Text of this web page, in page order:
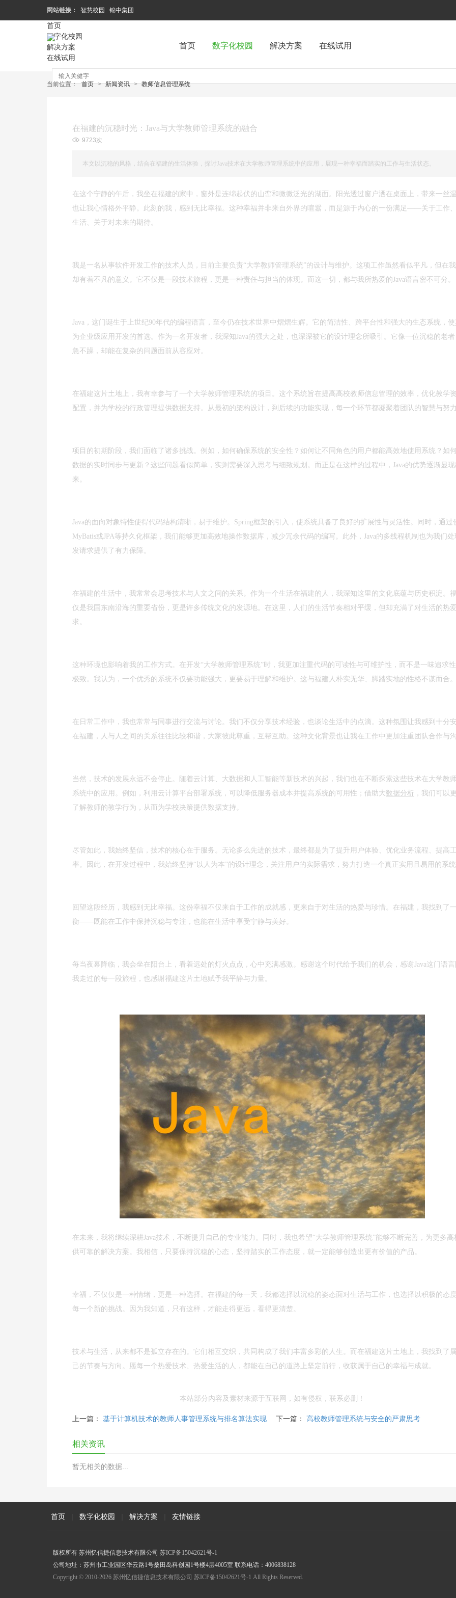
网站链接： 智慧校园 锦中集团
首页 数字化校园 解决方案 在线试用
首页
数字化校园
解决方案
在线试用
当前位置： 首页 > 新闻资讯 > 教师信息管理系统
在福建的沉稳时光：Java与大学教师管理系统的融合
9723次
本文以沉稳的风格，结合在福建的生活体验，探讨Java技术在大学教师管理系统中的应用，展现一种幸福而踏实的工作与生活状态。
在这个宁静的午后，我坐在福建的家中，窗外是连绵起伏的山峦和微微泛光的湖面。阳光透过窗户洒在桌面上，带来一丝
也让我心情格外平静。此刻的我，感到无比幸福。这种幸福并非来自外界的喧嚣，而是源于内心的一份满足——关于工作
生活、关于对未来的期待。
我是一名从事软件开发工作的技术人员，目前主要负责“大学教师管理系统”的设计与维护。这项工作虽然看似平凡，但在
却有着不凡的意义。它不仅是一段技术旅程，更是一种责任与担当的体现。而这一切，都与我所热爱的Java语言密不可分。
Java，这门诞生于上世纪90年代的编程语言，至今仍在技术世界中熠熠生辉。它的简洁性、跨平台性和强大的生态系统，
为企业级应用开发的首选。作为一名开发者，我深知Java的强大之处，也深深被它的设计理念所吸引。它像一位沉稳的老
急不躁，却能在复杂的问题面前从容应对。
在福建这片土地上，我有幸参与了一个大学教师管理系统的项目。这个系统旨在提高高校教师信息管理的效率，优化教学
配置，并为学校的行政管理提供数据支持。从最初的架构设计，到后续的功能实现，每一个环节都凝聚着团队的智慧与努
项目的初期阶段，我们面临了诸多挑战。例如，如何确保系统的安全性？如何让不同角色的用户都能高效地使用系统？如
数据的实时同步与更新？这些问题看似简单，实则需要深入思考与细致规划。而正是在这样的过程中，Java的优势逐渐显
来。
Java的面向对象特性使得代码结构清晰，易于维护。Spring框架的引入，使系统具备了良好的扩展性与灵活性。同时，通过
MyBatis或JPA等持久化框架，我们能够更加高效地操作数据库，减少冗余代码的编写。此外，Java的多线程机制也为我们
发请求提供了有力保障。
在福建的生活中，我常常会思考技术与人文之间的关系。作为一个生活在福建的人，我深知这里的文化底蕴与历史积淀。
仅是我国东南沿海的重要省份，更是许多传统文化的发源地。在这里，人们的生活节奏相对平缓，但却充满了对生活的热
求。
这种环境也影响着我的工作方式。在开发“大学教师管理系统”时，我更加注重代码的可读性与可维护性，而不是一味追求
极致。我认为，一个优秀的系统不仅要功能强大，更要易于理解和维护。这与福建人朴实无华、脚踏实地的性格不谋而合
在日常工作中，我也常常与同事进行交流与讨论。我们不仅分享技术经验，也谈论生活中的点滴。这种氛围让我感到十分
在福建，人与人之间的关系往往比较和谐，大家彼此尊重，互帮互助。这种文化背景也让我在工作中更加注重团队合作与
当然，技术的发展永远不会停止。随着云计算、大数据和人工智能等新技术的兴起，我们也在不断探索这些技术在大学教
系统中的应用。例如，利用云计算平台部署系统，可以降低服务器成本并提高系统的可用性；借助大数据分析 ，我们可以
了解教师的教学行为，从而为学校决策提供数据支持。
尽管如此，我始终坚信，技术的核心在于服务。无论多么先进的技术，最终都是为了提升用户体验、优化业务流程、提高
率。因此，在开发过程中，我始终坚持“以人为本”的设计理念，关注用户的实际需求，努力打造一个真正实用且易用的系
回望这段经历，我感到无比幸福。这份幸福不仅来自于工作的成就感，更来自于对生活的热爱与珍惜。在福建，我找到了
衡——既能在工作中保持沉稳与专注，也能在生活中享受宁静与美好。
每当夜幕降临，我会坐在阳台上，看着远处的灯火点点，心中充满感激。感谢这个时代给予我们的机会，感谢Java这门语
我走过的每一段旅程，也感谢福建这片土地赋予我平静与力量。
在未来，我将继续深耕Java技术，不断提升自己的专业能力。同时，我也希望“大学教师管理系统”能够不断完善，为更多高
供可靠的解决方案。我相信，只要保持沉稳的心态，坚持踏实的工作态度，就一定能够创造出更有价值的产品。
幸福，不仅仅是一种情绪，更是一种选择。在福建的每一天，我都选择以沉稳的姿态面对生活与工作，也选择以积极的态
每一个新的挑战。因为我知道，只有这样，才能走得更远，看得更清楚。
技术与生活，从来都不是孤立存在的。它们相互交织，共同构成了我们丰富多彩的人生。而在福建这片土地上，我找到了
己的节奏与方向。愿每一个热爱技术、热爱生活的人，都能在自己的道路上坚定前行，收获属于自己的幸福与成就。
本站部分内容及素材来源于互联网，如有侵权，联系必删！
上一篇： 基于计算机技术的教师人事管理系统与排名算法实现 下一篇： 高校教师管理系统与安全的严肃思考
相关资讯
暂无相关的数据...
首页 数字化校园 解决方案 友情链接
版权所有 苏州忆信捷信息技术有限公司 苏ICP备15042621号-1
公司地址：苏州市工业园区华云路1号桑田岛科创园1号楼4层4005室 联系电话：4006838128
Copyright © 2010-2026 苏州忆信捷信息技术有限公司 苏ICP备15042621号-1 All Rights Reserved.